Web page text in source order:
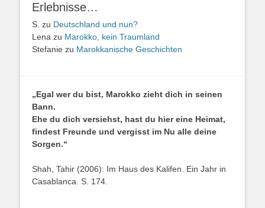
Erlebnisse…
S. zu Deutschland und nun?
Lena zu Marokko, kein Traumland
Stefanie zu Marokkanische Geschichten
„Egal wer du bist, Marokko zieht dich in seinen
Bann.
Ehe du dich versiehst, hast du hier eine Heimat,
findest Freunde und vergisst im Nu alle deine
Sorgen.“
Shah, Tahir (2006): Im Haus des Kalifen. Ein Jahr in
Casablanca. S. 174.